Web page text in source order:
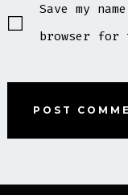
Save my
browser for